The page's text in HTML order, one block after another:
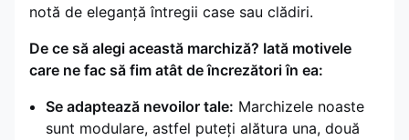
notă de eleganță întregii case sau clădiri.
De ce să alegi această marchiză? Iată motivele
care ne fac să fim atât de încrezători în ea:
Se adaptează nevoilor tale: Marchizele noaste
sunt modulare, astfel puteți alătura una, două